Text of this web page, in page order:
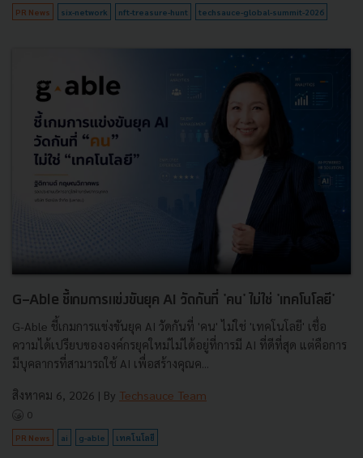
PR News six-network nft-treasure-hunt techsauce-global-summit-2026
G-Able ชี้เกมการแข่งขันยุค AI วัดกันที่ 'คน' ไม่ใช่ 'เทคโนโลยี'
G-Able ชี้เกมการแข่งขันยุค AI วัดกันที่ 'คน' ไม่ใช่ 'เทคโนโลยี' เชื่อ
ความได้เปรียบขององค์กรยุคใหม่ไม่ได้อยู่ที่การมี AI ที่ดีที่สุด แต่คือการ
มีบุคลากรที่สามารถใช้ AI เพื่อสร้างคุณค...
สิงหาคม 6, 2026 | By Techsauce Team
0
PR News ai g-able เทคโนโลยี